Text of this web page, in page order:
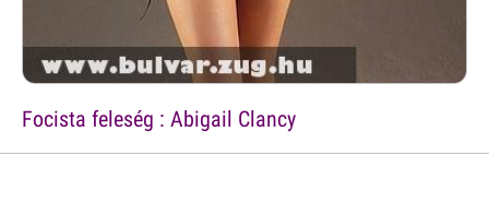
Focista feleség : Abigail Clancy